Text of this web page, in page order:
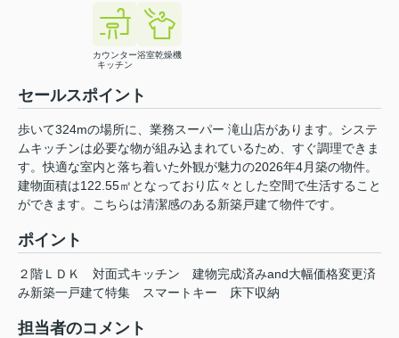
カウンター
キッチン
浴室乾燥機
セールスポイント
歩いて324mの場所に、業務スーパー 滝山店があります。システ
ムキッチンは必要な物が組み込まれているため、すぐ調理できま
す。快適な室内と落ち着いた外観が魅力の2026年4月築の物件。
建物面積は122.55㎡となっており広々とした空間で生活すること
ができます。こちらは清潔感のある新築戸建て物件です。
ポイント
２階ＬＤＫ 対面式キッチン
建物完成済みand大幅価格変更済
み新築一戸建て特集
スマートキー 床下収納
担当者のコメント